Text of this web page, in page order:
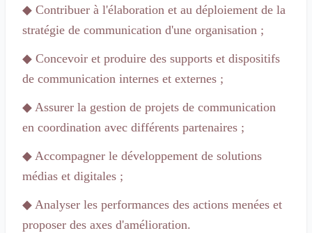
◆ Contribuer à l'élaboration et au déploiement de la
stratégie de communication d'une organisation ;
◆ Concevoir et produire des supports et dispositifs
de communication internes et externes ;
◆ Assurer la gestion de projets de communication
en coordination avec différents partenaires ;
◆ Accompagner le développement de solutions
médias et digitales ;
◆ Analyser les performances des actions menées et
proposer des axes d'amélioration.